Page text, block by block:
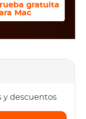
gratuita
Mac
y descuentos